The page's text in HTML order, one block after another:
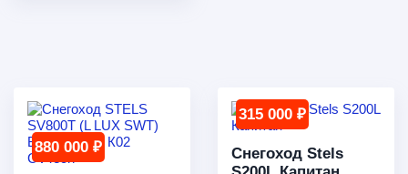
880 000 ₽
315 000 ₽
Снегоход Stels